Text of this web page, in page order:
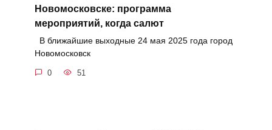
Новомосковске: программа
мероприятий, когда салют
В ближайшие выходные 24 мая 2025 года город
Новомосковск
0 51